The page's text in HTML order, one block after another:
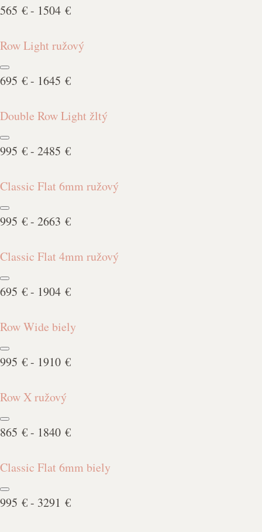
565 € - 1504 €
Row Light ružový
695 € - 1645 €
Double Row Light žltý
995 € - 2485 €
Classic Flat 6mm ružový
995 € - 2663 €
Classic Flat 4mm ružový
695 € - 1904 €
Row Wide biely
995 € - 1910 €
Row X ružový
865 € - 1840 €
Classic Flat 6mm biely
995 € - 3291 €